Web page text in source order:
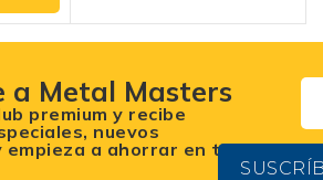
a Metal Masters
premium y recibe
nuevos
empieza a ahorrar en tu